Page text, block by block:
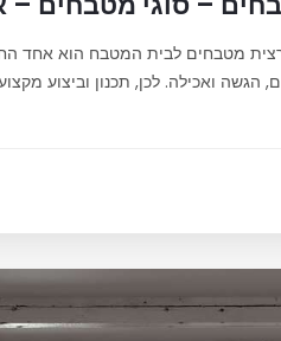
מטבחים לבית המטבח הוא אחד
ואכילה. לכן, תכנון וביצוע